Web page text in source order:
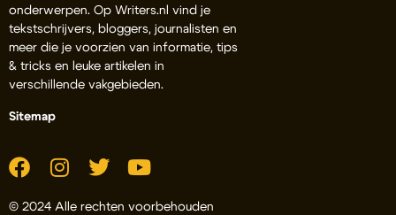
onderwerpen. Op Writers.nl vind je
tekstschrijvers, bloggers, journalisten en
meer die je voorzien van informatie, tips
& tricks en leuke artikelen in
verschillende vakgebieden.
Sitemap
© 2024 Alle rechten voorbehouden